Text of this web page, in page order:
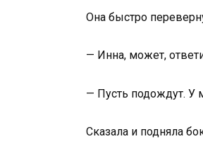
Она быстро
— Инна, может,
— Пусть подождут. У
Сказала и подняла